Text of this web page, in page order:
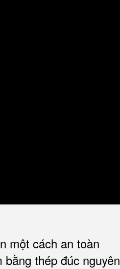
một cách an toàn
thép đúc nguyên